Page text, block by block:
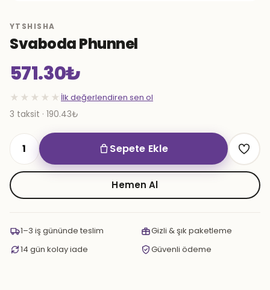
YTSHISHA
Svaboda Phunnel
571.30₺
★★★★★ İlk değerlendiren sen ol
3 taksit · 190.43₺
Svaboda
Phunnel
adet
Sepete Ekle
Hemen Al
1–3 iş gününde teslim
Gizli & şık paketleme
14 gün kolay iade
Güvenli ödeme